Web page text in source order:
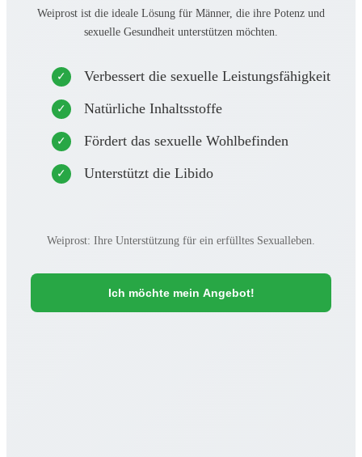
Weiprost ist die ideale Lösung für Männer, die ihre Potenz und
sexuelle Gesundheit unterstützen möchten.
Verbessert die sexuelle Leistungsfähigkeit
Natürliche Inhaltsstoffe
Fördert das sexuelle Wohlbefinden
Unterstützt die Libido
Weiprost: Ihre Unterstützung für ein erfülltes Sexualleben.
Ich möchte mein Angebot!